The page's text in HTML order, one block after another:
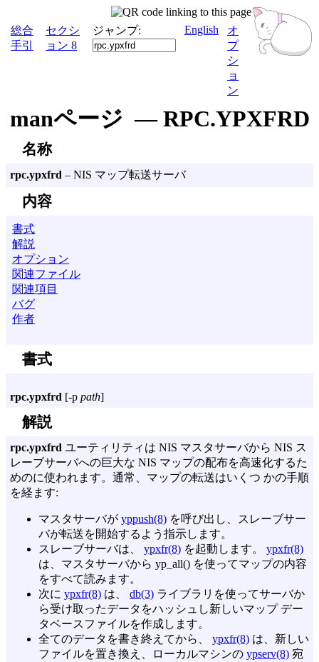
総合
手引
セクシ
ョン 8
ジャンプ: English
オ
プ
シ
ョ
ン
manページ — RPC.YPXFRD
名称
rpc.ypxfrd – NIS マップ転送サーバ
内容
書式
解説
オプション
関連ファイル
関連項目
バグ
作者
書式
rpc.ypxfrd [-p path]
解説
rpc.ypxfrd ユーティリティは NIS マスタサーバから NIS ス
レーブサーバへの巨大な NIS マップの配布を高速化するた
めのに使われます。通常、マップの転送はいくつ かの手順
を経ます:
マスタサーバが yppush(8) を呼び出し、スレーブサー
バが転送を開始するよう指示します。
スレーブサーバは、 ypxfr(8) を起動します。 ypxfr(8)
は、マスタサーバから yp_all() を使ってマップの内容
をすべて読みます。
次に ypxfr(8) は、 db(3) ライブラリを使ってサーバか
ら受け取ったデータをハッシュし新しいマップ デー
タベースファイルを作成します。
全てのデータを書き終えてから、 ypxfr(8) は、新しい
ファイルを置き換え、ローカルマシンの ypserv(8) 宛